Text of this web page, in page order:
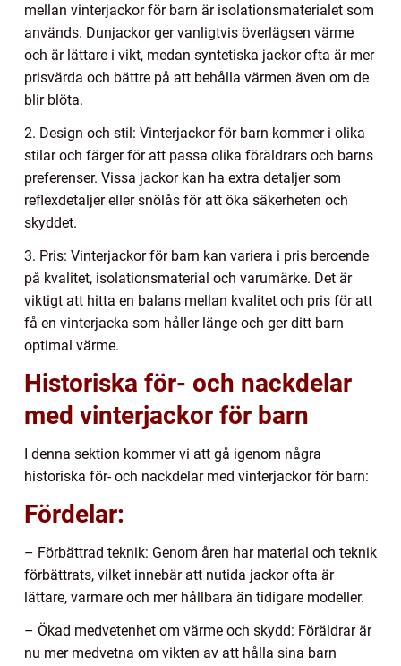
mellan vinterjackor för barn är isolationsmaterialet som
används. Dunjackor ger vanligtvis överlägsen värme
och är lättare i vikt, medan syntetiska jackor ofta är mer
prisvärda och bättre på att behålla värmen även om de
blir blöta.
2. Design och stil: Vinterjackor för barn kommer i olika
stilar och färger för att passa olika föräldrars och barns
preferenser. Vissa jackor kan ha extra detaljer som
reflexdetaljer eller snölås för att öka säkerheten och
skyddet.
3. Pris: Vinterjackor för barn kan variera i pris beroende
på kvalitet, isolationsmaterial och varumärke. Det är
viktigt att hitta en balans mellan kvalitet och pris för att
få en vinterjacka som håller länge och ger ditt barn
optimal värme.
Historiska för- och nackdelar
med vinterjackor för barn
I denna sektion kommer vi att gå igenom några
historiska för- och nackdelar med vinterjackor för barn:
Fördelar:
– Förbättrad teknik: Genom åren har material och teknik
förbättrats, vilket innebär att nutida jackor ofta är
lättare, varmare och mer hållbara än tidigare modeller.
– Ökad medvetenhet om värme och skydd: Föräldrar är
nu mer medvetna om vikten av att hålla sina barn